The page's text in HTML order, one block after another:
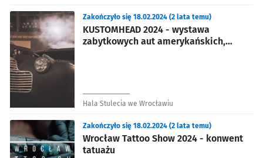
KUSTOMHEAD 2024 - wystawa
zabytkowych aut amerykańskich,
Zakończyło się 18.02.2024 (2 lata temu)
Hala Stulecia we Wrocławiu
Wrocław Tattoo Show 2024 - konwent
tatuażu
Zakończyło się 18.02.2024 (2 lata temu)